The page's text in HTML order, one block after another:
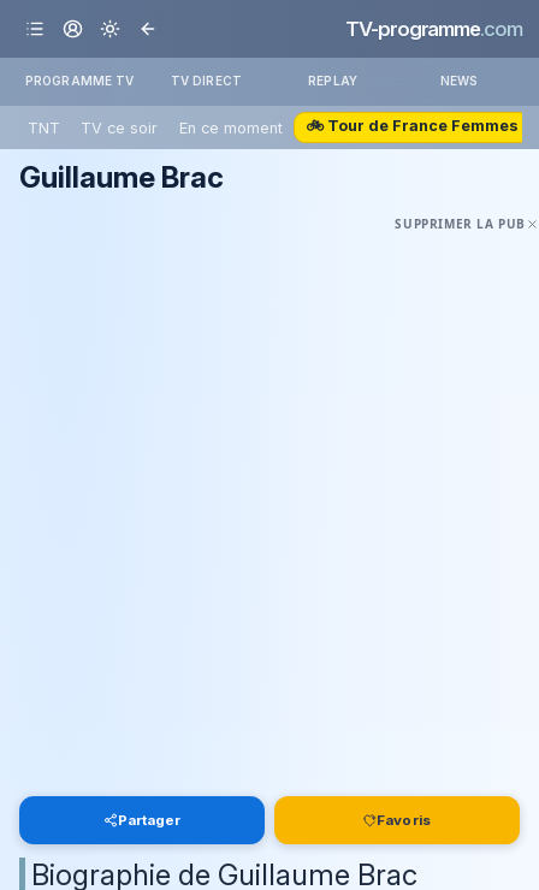
TV-programme.com
PROGRAMME TV TV DIRECT REPLAY NEWS
TNT TV ce soir En ce moment 🚲 Tour de France Femmes
Guillaume Brac
SUPPRIMER LA PUB
Partager Favoris
Biographie de Guillaume Brac